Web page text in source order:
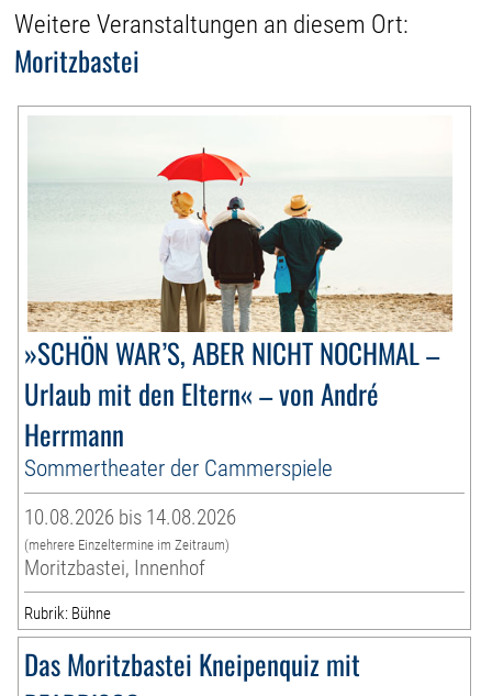
Weitere Veranstaltungen an diesem Ort:
Moritzbastei
»SCHÖN WAR’S, ABER NICHT NOCHMAL –
Urlaub mit den Eltern« – von André
Herrmann
Sommertheater der Cammerspiele
10.08.2026 bis 14.08.2026
(mehrere Einzeltermine im Zeitraum)
Moritzbastei, Innenhof
Rubrik: Bühne
Das Moritzbastei Kneipenquiz mit